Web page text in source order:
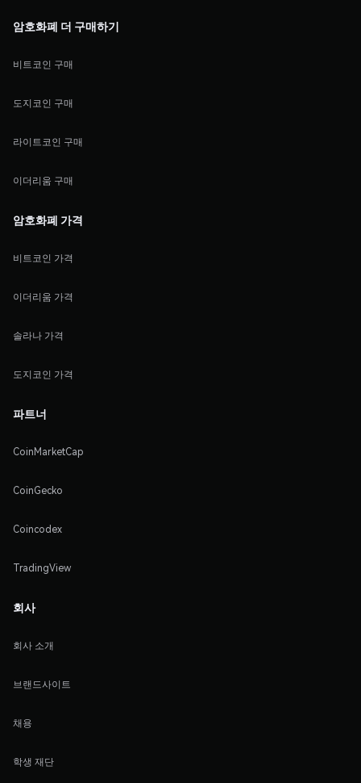
암호화폐 더 구매하기
비트코인 구매
도지코인 구매
라이트코인 구매
이더리움 구매
암호화폐 가격
비트코인 가격
이더리움 가격
솔라나 가격
도지코인 가격
파트너
CoinMarketCap
CoinGecko
Coincodex
TradingView
회사
회사 소개
브랜드사이트
채용
학생 재단